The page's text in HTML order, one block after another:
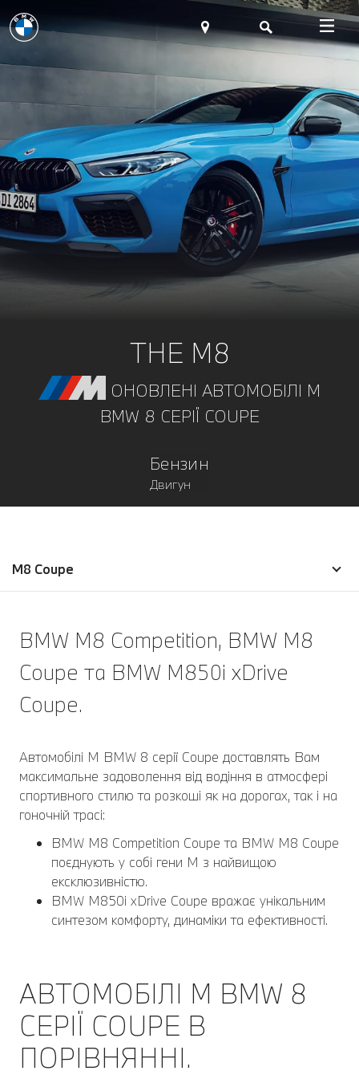
THE M8
ОНОВЛЕНІ АВТОМОБІЛІ М
BMW 8 СЕРІЇ COUPE
Бензин
Двигун
M8 Coupe
BMW M8 Competition, BMW M8
Coupe та BMW M850i xDrive
Coupe.
Автомобілі M BMW 8 серії Coupe доставлять Вам
максимальне задоволення від водіння в атмосфері
спортивного стилю та розкоші як на дорогах, так і на
гоночній трасі:
BMW M8 Competition Coupe та BMW M8 Coupe
поєднують у собі гени M з найвищою
ексклюзивністю.
BMW M850i xDrive Coupe вражає унікальним
синтезом комфорту, динаміки та ефективності.
АВТОМОБІЛІ M BMW 8
СЕРІЇ COUPE В
ПОРІВНЯННІ.